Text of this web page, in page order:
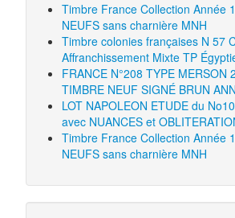
Timbre France Collection Année
NEUFS sans charnière MNH
Timbre colonies françaises N 57
Affranchissement Mixte TP
FRANCE N°208 TYPE MERSON
TIMBRE NEUF SIGNÉ BRUN
LOT NAPOLEON ETUDE du
avec NUANCES et
Timbre France Collection Année
NEUFS sans charnière MNH